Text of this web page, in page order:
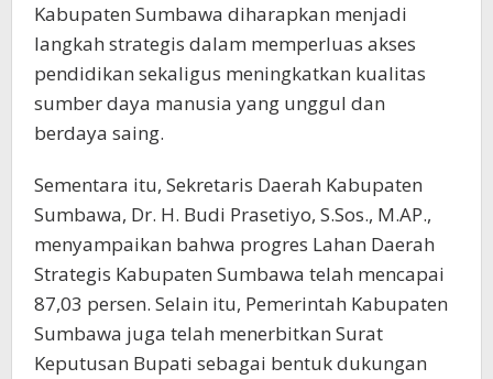
Kabupaten Sumbawa diharapkan menjadi
langkah strategis dalam memperluas akses
pendidikan sekaligus meningkatkan kualitas
sumber daya manusia yang unggul dan
berdaya saing.
Sementara itu, Sekretaris Daerah Kabupaten
Sumbawa, Dr. H. Budi Prasetiyo, S.Sos., M.AP.,
menyampaikan bahwa progres Lahan Daerah
Strategis Kabupaten Sumbawa telah mencapai
87,03 persen. Selain itu, Pemerintah Kabupaten
Sumbawa juga telah menerbitkan Surat
Keputusan Bupati sebagai bentuk dukungan